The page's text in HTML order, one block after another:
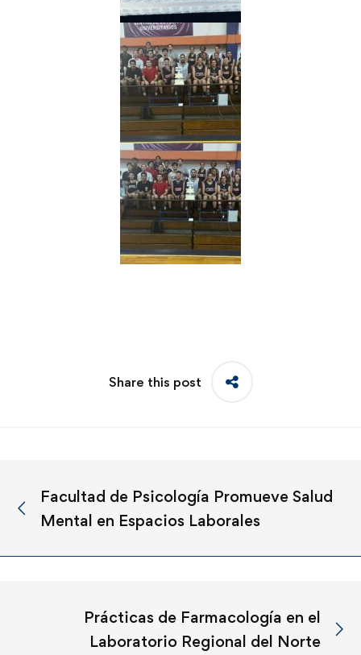
Share this post
Facultad de Psicología Promueve Salud
Mental en Espacios Laborales
Prácticas de Farmacología en el
Laboratorio Regional del Norte